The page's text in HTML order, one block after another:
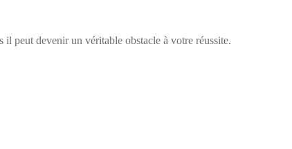
il peut devenir un véritable obstacle à votre réussite.